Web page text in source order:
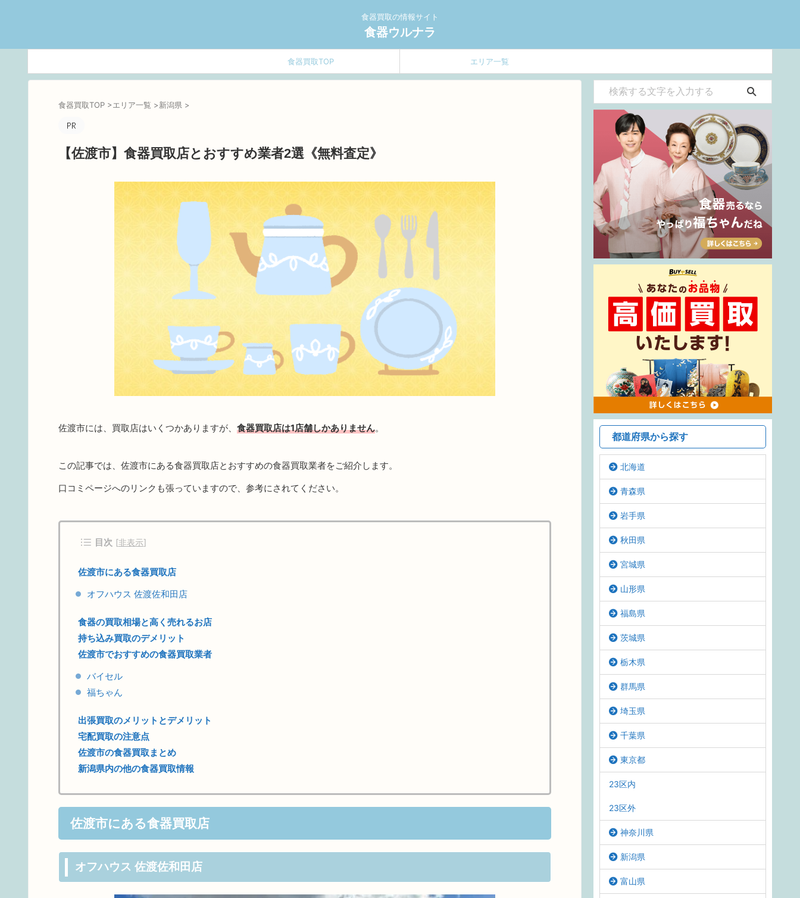
食器買取の情報サイト
食器ウルナラ
食器買取TOP エリア一覧
食器買取TOP >エリア一覧 >新潟県 >
【佐渡市】食器買取店とおすすめ業者2選《無料査定》
佐渡市には、買取店はいくつかありますが、 食器買取店は1店舗しかありません。
この記事では、佐渡市にある食器買取店とおすすめの食器買取業者をご紹介します。
口コミページへのリンクも張っていますので、参考にされてください。
目次 [非表示]
佐渡市にある食器買取店
オフハウス 佐渡佐和田店
食器の買取相場と高く売れるお店
持ち込み買取のデメリット
佐渡市でおすすめの食器買取業者
バイセル
福ちゃん
出張買取のメリットとデメリット
宅配買取の注意点
佐渡市の食器買取まとめ
新潟県内の他の食器買取情報
佐渡市にある食器買取店
オフハウス 佐渡佐和田店
都道府県から探す
北海道
青森県
岩手県
秋田県
宮城県
山形県
福島県
茨城県
栃木県
群馬県
埼玉県
千葉県
東京都
23区内
23区外
神奈川県
新潟県
富山県